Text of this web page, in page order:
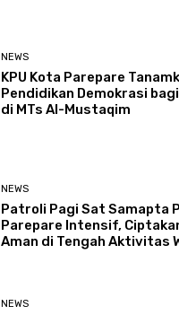
NEWS
KPU Kota Parepare
Pendidikan Demokrasi
di MTs Al-Mustaqim
NEWS
Patroli Pagi Sat Samapta
Parepare Intensif,
Aman di Tengah Aktivitas
NEWS